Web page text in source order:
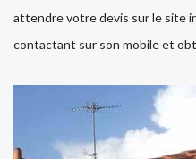
attendre votre devis sur le site
contactant sur son mobile et